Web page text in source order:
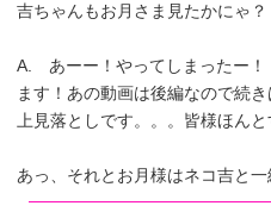
吉ちゃんもお月さま見たかにゃ？
A. あーー！やってしまったー！
ます！あの動画は後編なので続
上見落としです。。。皆様ほん
あっ、それとお月様はネコ吉と